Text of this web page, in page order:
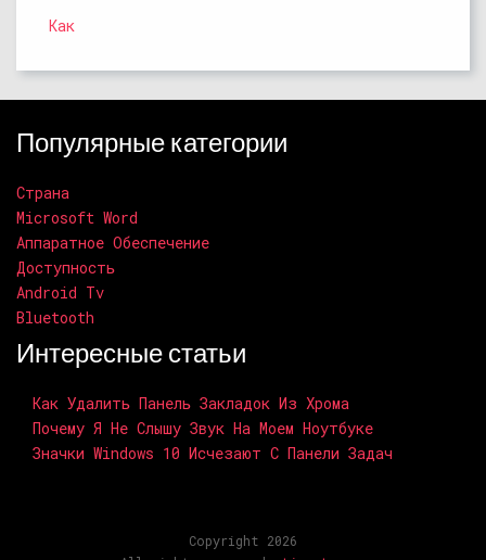
Как
Популярные категории
Страна
Microsoft Word
Аппаратное Обеспечение
Доступность
Android Tv
Bluetooth
Интересные статьи
Как Удалить Панель Закладок Из Хрома
Почему Я Не Слышу Звук На Моем Ноутбуке
Значки Windows 10 Исчезают С Панели Задач
Copyright 2026